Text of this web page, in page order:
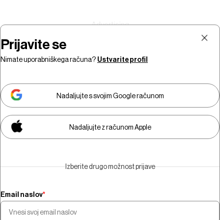
Prijava
Za ogled video vsebine morate
biti naročniki.
Naročite se
Prijavite se
Nimate uporabniškega računa? Ustvarite profil
Nadaljujte s svojim Google računom
Nadaljujte z računom Apple
Izberite drugo možnost prijave
Email naslov*